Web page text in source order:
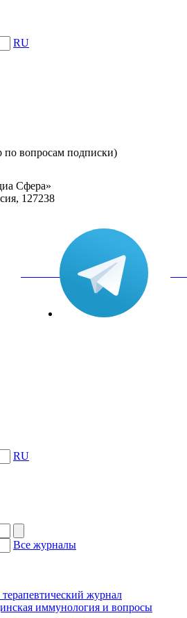
RU
по вопросам подписки)
Сфера»
127238
вКонтакте
RU
Все журналы
журнал
иммунология и вопросы